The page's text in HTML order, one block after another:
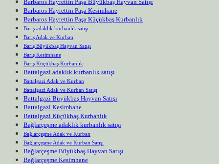
Barbaros Hayrettin Paşa Büyükbaş Hayvan Satışı
Barbaros Hayrettin Paşa Kesimhane
Barbaros Hayrettin Paşa Küçükbaş Kurbanlık
Barış adaklık kurbanlık satışı
Barış Adak ve Kurban
Barış Büyükbaş Hayvan Satışı
Barış Kesimhane
Barış Küçükbaş Kurbanlık
Battalgazi adaklık kurbanlık satışı
Battalgazi Adak ve Kurban
Battalgazi Adak ve Kurban Satışı
Battalgazi Büyükbaş Hayvan Satışı
Battalgazi Kesimhane
Battalgazi Küçükbaş Kurbanlık
Bağlarçeşme adaklık kurbanlık satışı
Bağlarçeşme Adak ve Kurban
Bağlarçeşme Adak ve Kurban Satışı
Bağlarçeşme Büyükbaş Hayvan Satışı
Bağlarçeşme Kesimhane